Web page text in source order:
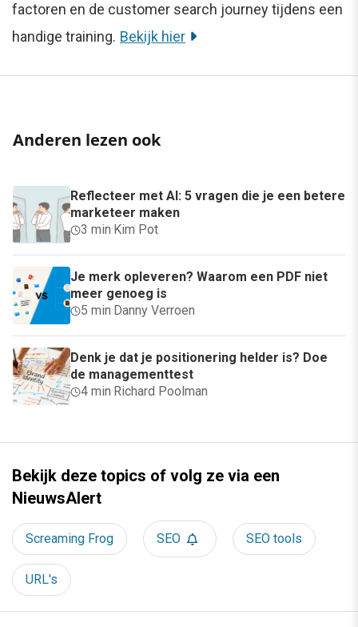
factoren en de customer search journey tijdens een
handige training. Bekijk hier
Anderen lezen ook
Reflecteer met AI: 5 vragen die je een betere
marketeer maken
3 min·Kim Pot
Je merk opleveren? Waarom een PDF niet
meer genoeg is
5 min·Danny Verroen
Denk je dat je positionering helder is? Doe
de managementtest
4 min·Richard Poolman
Bekijk deze topics of volg ze via een
NieuwsAlert
Screaming Frog SEO SEO tools
URL's